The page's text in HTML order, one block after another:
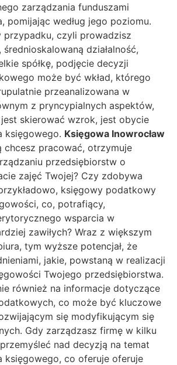
zarządzania funduszami
pomijając według jego poziomu.
przypadku, czyli prowadzisz
średnioskalowaną działalność,
spółkę, podjęcie decyzji
może być wkład, którego
przeanalizowana w
z pryncypialnych aspektów,
skierować wzrok, jest obycie
księgowego. Księgowa Inowrocław
chcesz pracować, otrzymuje
przedsiębiorstw o
zajęć Twojej? Czy zdobywa
księgowy podatkowy
co, potrafiący,
wsparcia w
zawiłych? Wraz z większym
tym wyższe potencjał, że
jakie, powstaną w realizacji
Twojego przedsiębiorstwa.
również na informacje dotyczące
co może być kluczowe
się modyfikującym się
Gdy zarządzasz firmę w kilku
nad decyzją na temat
księgowego, co oferuje oferuje